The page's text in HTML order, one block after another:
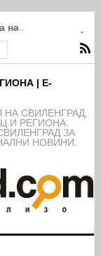
на ФК
| E-
СВИЛЕНГРАД,
И РЕГИОНА.
ЗА
НОВИНИ.